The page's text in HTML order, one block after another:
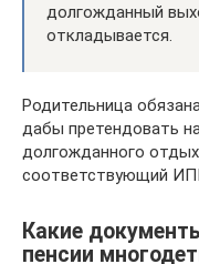
долгожданный
откладывается.
Родительница
дабы претендовать
долгожданного
соответствующий
Какие
пенсии